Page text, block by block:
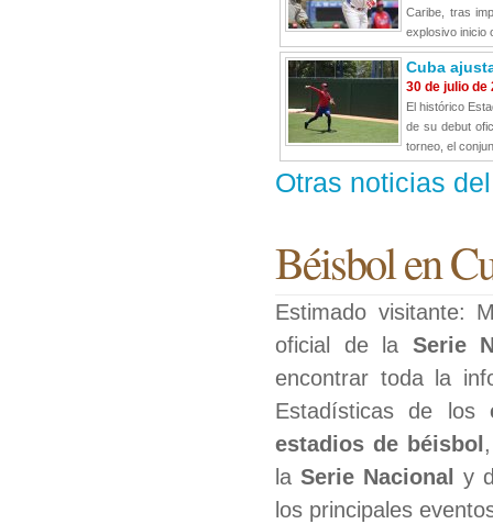
Caribe, tras
explosivo inicio
Cuba
30 de julio de
El histórico
de su debut
torneo, el
Otras noticias
Béisbol en
Estimado visitante:
oficial de la Serie
encontrar toda la
Estadísticas de los
estadios de béisbol
laSerie Nacional y
los principales